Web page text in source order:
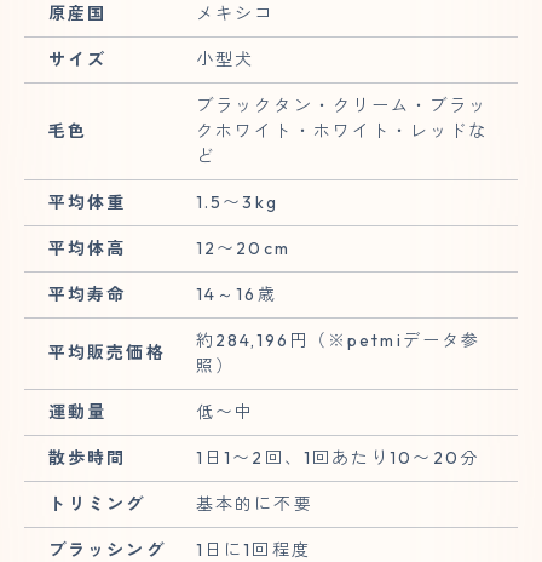
原産国 メキシコ
サイズ 小型犬
毛色
ブラックタン・クリーム・ブラッ
クホワイト・ホワイト・レッドな
ど
平均体重 1.5〜3kg
平均体高 12〜20cm
平均寿命 14～16歳
平均販売価格
約284,196円（※petmiデータ参
照）
運動量 低〜中
散歩時間 1日1〜2回、1回あたり10〜20分
トリミング 基本的に不要
ブラッシング 1日に1回程度